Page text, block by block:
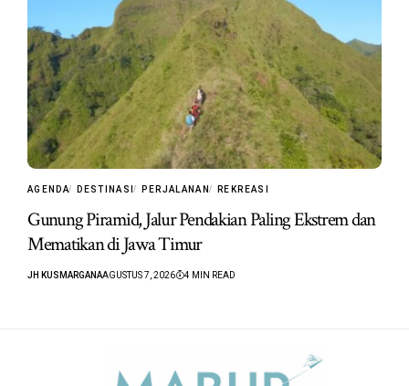
AGENDA DESTINASI PERJALANAN REKREASI
Gunung Piramid, Jalur Pendakian Paling Ekstrem dan
Mematikan di Jawa Timur
JH KUSMARGANAAGUSTUS 7, 2026 4 MIN READ